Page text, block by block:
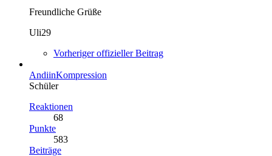
Freundliche Grüße
Uli29
Vorheriger offizieller Beitrag
AndiinKompression
Schüler
Reaktionen
68
Punkte
583
Beiträge